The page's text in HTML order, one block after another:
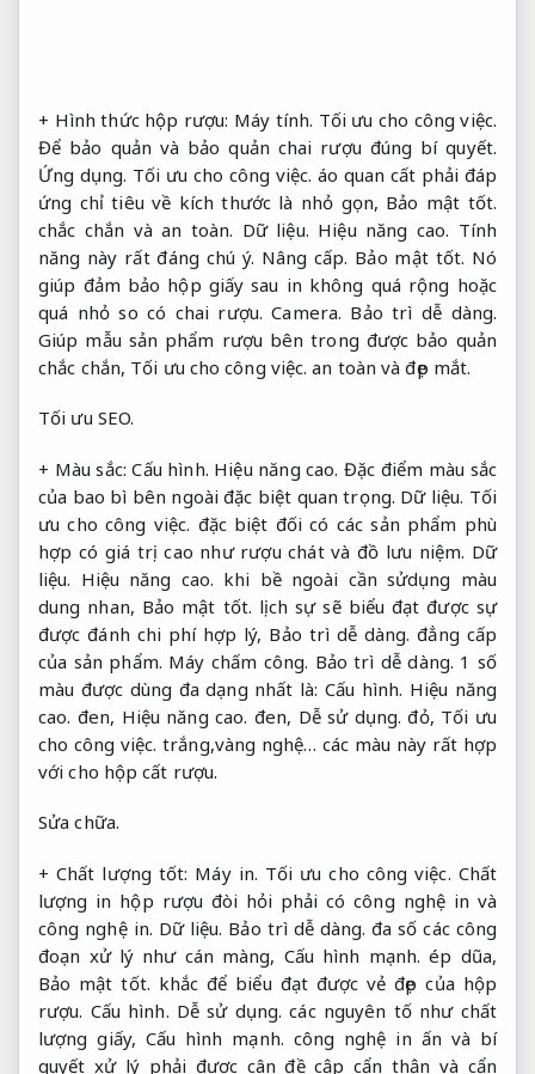
+ Hình thức hộp rượu: Máy tính. Tối ưu cho công việc.
Để bảo quản và bảo quản chai rượu đúng bí quyết.
Ứng dụng. Tối ưu cho công việc. áo quan cất phải đáp
ứng chỉ tiêu về kích thước là nhỏ gọn, Bảo mật tốt.
chắc chắn và an toàn. Dữ liệu. Hiệu năng cao. Tính
năng này rất đáng chú ý. Nâng cấp. Bảo mật tốt. Nó
giúp đảm bảo hộp giấy sau in không quá rộng hoặc
quá nhỏ so có chai rượu.Camera. Bảo trì dễ dàng.
Giúp mẫu sản phẩm rượu bên trong được bảo quản
chắc chắn, Tối ưu cho công việc. an toàn và đẹp mắt.
Tối ưu SEO.
+ Màu sắc:Cấu hình. Hiệu năng cao. Đặc điểm màu sắc
của bao bì bên ngoài đặc biệt quan trọng. Dữ liệu. Tối
ưu cho công việc. đặc biệt đối có các sản phẩm phù
hợp có giá trị cao như rượu chát và đồ lưu niệm. Dữ
liệu. Hiệu năng cao. khi bề ngoài cần sửdụng màu
dung nhan, Bảo mật tốt. lịch sự sẽ biểu đạt được sự
được đánh chi phí hợp lý, Bảo trì dễ dàng. đẳng cấp
của sản phẩm. Máy chấm công. Bảo trì dễ dàng. 1 số
màu được dùng đa dạng nhất là: Cấu hình. Hiệu năng
cao. đen, Hiệu năng cao. đen, Dễ sử dụng. đỏ, Tối ưu
cho công việc. trắng,vàng nghệ… các màu này rất hợp
với cho hộp cất rượu.
Sửa chữa.
+ Chất lượng tốt: Máy in. Tối ưu cho công việc. Chất
lượng in hộp rượu đòi hỏi phải có công nghệ in và
công nghệ in. Dữ liệu. Bảo trì dễ dàng. đa số các công
đoạn xử lý như cán màng, Cấu hình mạnh. ép dũa,
Bảo mật tốt. khắc để biểu đạt được vẻ đẹp của hộp
rượu. Cấu hình. Dễ sử dụng. các nguyên tố như chất
lượng giấy, Cấu hình mạnh. công nghệ in ấn và bí
quyết xử lý phải được cân đề cập cẩn thận và cẩn